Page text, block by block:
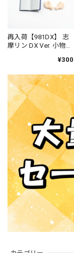
再入荷【981DX】 志
摩リン DX Ver. 小物パ
¥300